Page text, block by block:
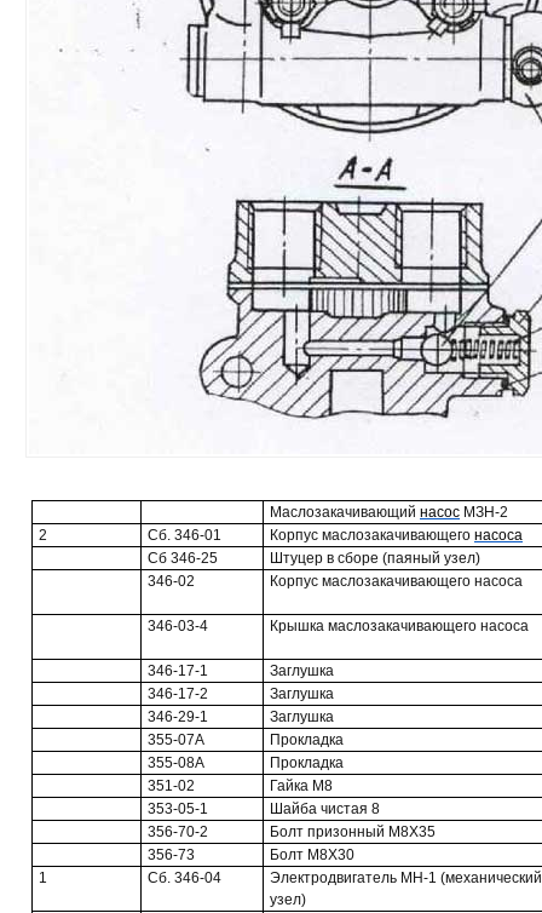
Маслозакачивающий насос МЗН-2
2
Сб. 346-01 Корпус маслозакачивающего насоса
Сб 346-25
Штуцер в сборе (паяный узел)
346-02
Корпус маслозакачивающего насоса
346-03-4 Крышка маслозакачивающего насоса
346-17-1
Заглушка
346-17-2
Заглушка
346-29-1
Заглушка
355-07А
Прокладка
355-08А
Прокладка
351-02
Гайка М8
353-05-1
Шайба чистая 8
356-70-2
Болт призонный М8Х35
356-73
Болт М8Х30
1
Сб. 346-04
Электродвигатель МН-1 (механический
узел)